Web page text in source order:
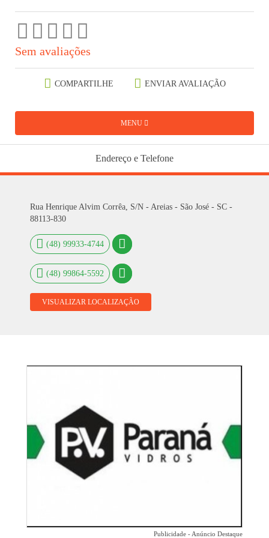
Sem avaliações
COMPARTILHE ENVIAR AVALIAÇÃO
MENU
Endereço e Telefone
Rua Henrique Alvim Corrêa, S/N - Areias - São José - SC -
88113-830
(48) 99933-4744
(48) 99864-5592
VISUALIZAR LOCALIZAÇÃO
Publicidade - Anúncio Destaque